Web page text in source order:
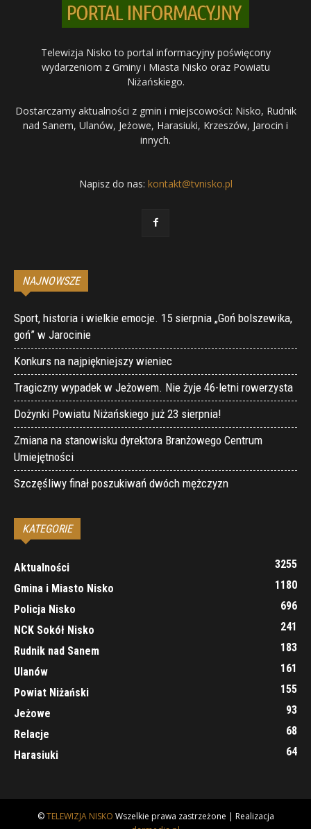
Telewizja Nisko to portal informacyjny poświęcony
wydarzeniom z Gminy i Miasta Nisko oraz Powiatu
Niżańskiego.
Dostarczamy aktualności z gmin i miejscowości: Nisko, Rudnik
nad Sanem, Ulanów, Jeżowe, Harasiuki, Krzeszów, Jarocin i
innych.
Napisz do nas: kontakt@tvnisko.pl
NAJNOWSZE
Sport, historia i wielkie emocje. 15 sierpnia „Goń bolszewika,
goń” w Jarocinie
Konkurs na najpiękniejszy wieniec
Tragiczny wypadek w Jeżowem. Nie żyje 46-letni rowerzysta
Dożynki Powiatu Niżańskiego już 23 sierpnia!
Zmiana na stanowisku dyrektora Branżowego Centrum
Umiejętności
Szczęśliwy finał poszukiwań dwóch mężczyzn
KATEGORIE
Aktualności
3255
Gmina i Miasto Nisko
1180
Policja Nisko
696
NCK Sokół Nisko
241
Rudnik nad Sanem
183
Ulanów
161
Powiat Niżański
155
Jeżowe
93
Relacje
68
Harasiuki
64
©TELEWIZJA NISKO Wszelkie prawa zastrzeżone | Realizacja